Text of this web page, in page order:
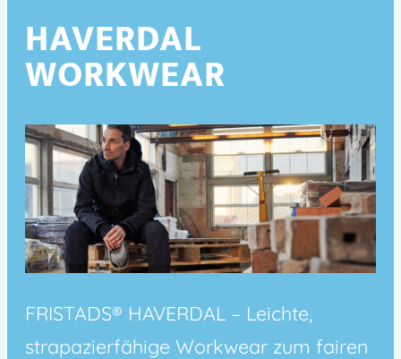
HAVERDAL
WORKWEAR
FRISTADS® HAVERDAL – Leichte,
strapazierfähige Workwear zum fairen